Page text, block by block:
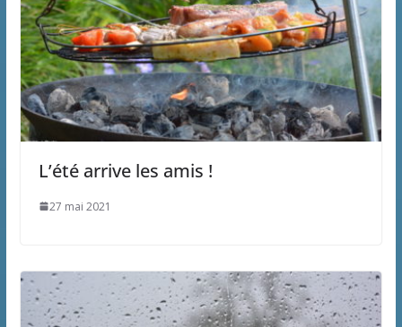
L’été arrive les amis !
27 mai 2021